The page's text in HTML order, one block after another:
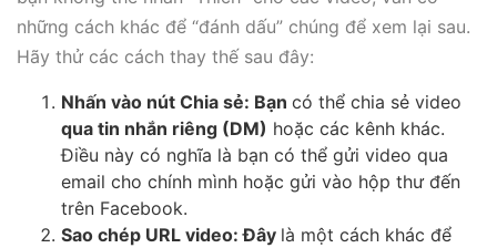
những cách khác để “đánh dấu” chúng để xem lại sau.
Hãy thử các cách thay thế sau đây:
Nhấn vào nút Chia sẻ: Bạn có thể chia sẻ video
qua tin nhắn riêng (DM) hoặc các kênh khác.
Điều này có nghĩa là bạn có thể gửi video qua
email cho chính mình hoặc gửi vào hộp thư đến
trên Facebook.
Sao chép URL video: Đây là một cách khác để